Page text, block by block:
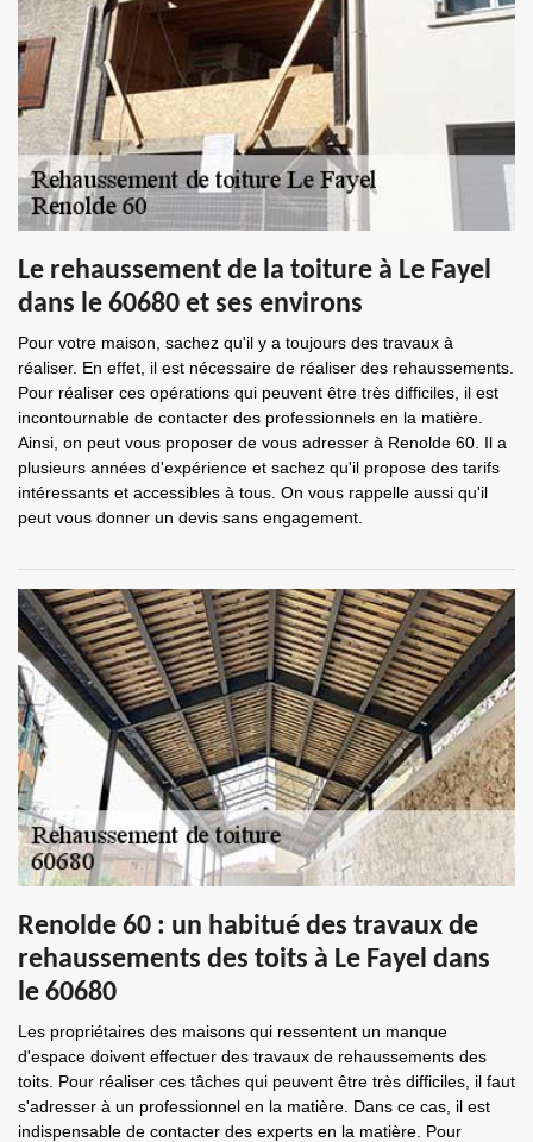
Le rehaussement de la toiture à Le Fayel
dans le 60680 et ses environs
Pour votre maison, sachez qu'il y a toujours des travaux à
réaliser. En effet, il est nécessaire de réaliser des rehaussements.
Pour réaliser ces opérations qui peuvent être très difficiles, il est
incontournable de contacter des professionnels en la matière.
Ainsi, on peut vous proposer de vous adresser à Renolde 60. Il a
plusieurs années d'expérience et sachez qu'il propose des tarifs
intéressants et accessibles à tous. On vous rappelle aussi qu'il
peut vous donner un devis sans engagement.
Renolde 60 : un habitué des travaux de
rehaussements des toits à Le Fayel dans
le 60680
Les propriétaires des maisons qui ressentent un manque
d'espace doivent effectuer des travaux de rehaussements des
toits. Pour réaliser ces tâches qui peuvent être très difficiles, il faut
s'adresser à un professionnel en la matière. Dans ce cas, il est
indispensable de contacter des experts en la matière. Pour